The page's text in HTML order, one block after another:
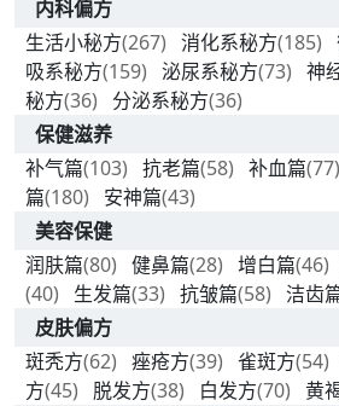
内科偏方
生活小秘方(267) 消化系秘方(185)
吸系秘方(159) 泌尿系秘方(73) 神
秘方(36) 分泌系秘方(36)
保健滋养
补气篇(103) 抗老篇(58) 补血篇(77)
篇(180) 安神篇(43)
美容保健
润肤篇(80) 健鼻篇(28) 增白篇(46)
(40)
生发篇(33) 抗皱篇(58) 洁齿
皮肤偏方
斑秃方(62) 痤疮方(39) 雀斑方(54)
方(45) 脱发方(38) 白发方(70) 黄